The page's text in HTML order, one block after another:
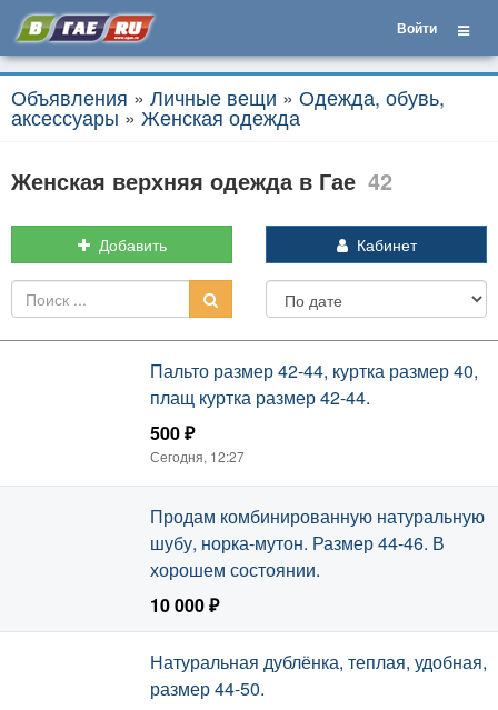
Войти
Объявления » Личные вещи » Одежда, обувь,
аксессуары » Женская одежда
Женская верхняя одежда в Гае 42
Добавить Кабинет
Пальто размер 42-44, куртка размер 40,
плащ куртка размер 42-44.
500 ₽
Сегодня, 12:27
Продам комбинированную натуральную
шубу, норка-мутон. Размер 44-46. В
хорошем состоянии.
10 000 ₽
Сегодня, 11:35
Натуральная дублёнка, теплая, удобная,
размер 44-50.